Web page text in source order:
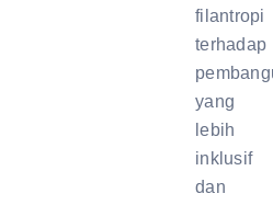
filantropi
terhadap
yang
lebih
inklusif
dan